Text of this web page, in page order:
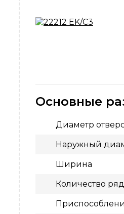
Основные
Диаметр
Наружный
Ширина
Количество